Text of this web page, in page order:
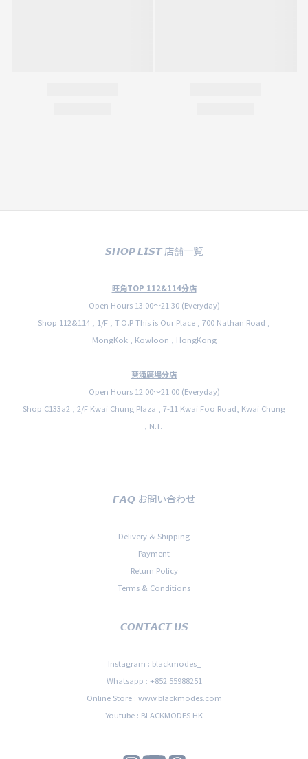
𝙎𝙃𝙊𝙋 𝙇𝙄𝙎𝙏 店舗一覧
旺角TOP 112&114分店
Open Hours 13:00〜21:30 (Everyday)
Shop 112&114 , 1/F , T.O.P This is Our Place , 700 Nathan Road ,
MongKok , Kowloon , HongKong
葵涌廣場分店
Open Hours 12:00〜21:00 (Everyday)
Shop C133a2 , 2/F Kwai Chung Plaza , 7-11 Kwai Foo Road, Kwai Chung
, N.T.
𝙁𝘼𝙌 お問い合わせ
Delivery & Shipping
Payment
Return Policy
Terms & Conditions
𝘾𝙊𝙉𝙏𝘼𝘾𝙏 𝙐𝙎
Instagram : blackmodes_
Whatsapp : +852 55988251
Online Store : www.blackmodes.com
Youtube : BLACKMODES HK